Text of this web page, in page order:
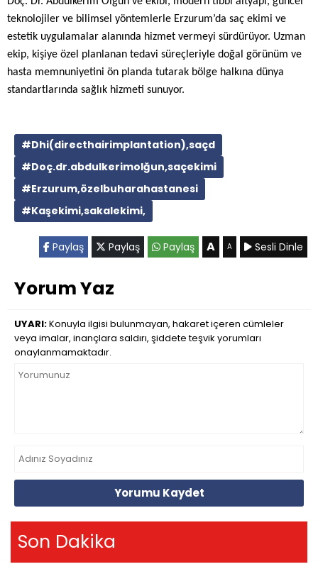
teknolojiler ve bilimsel yöntemlerle Erzurum’da saç ekimi ve
estetik uygulamalar alanında hizmet vermeyi sürdürüyor. Uzman
ekip, kişiye özel planlanan tedavi süreçleriyle doğal görünüm ve
hasta memnuniyetini ön planda tutarak bölge halkına dünya
standartlarında sağlık hizmeti sunuyor.
#Dhi(directhairimplantation),saçd
#Doç.dr.abdulkerimolğun,saçekimi
#Erzurum,özelbuharahastanesi
#Kaşekimi,sakalekimi,
Paylaş Paylaş Paylaş A A Sesli Dinle
Yorum Yaz
UYARI:Konuyla ilgisi bulunmayan, hakaret içeren cümleler
veya imalar, inançlara saldırı, şiddete teşvik yorumları
onaylanmamaktadır.
Yorumu Kaydet
Son Dakika